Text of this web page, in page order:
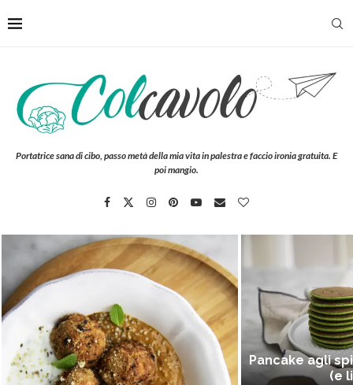
Portatrice sana di cibo, passo metà della mia vita in palestra e faccio ironia gratuita. E
poi mangio.
Pancake agli
(e